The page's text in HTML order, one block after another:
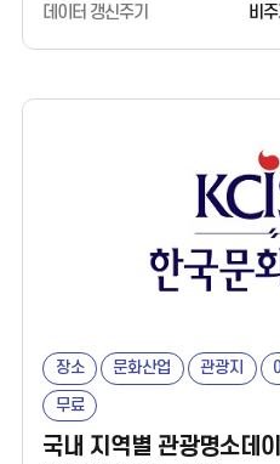
맥락을 돕기 위한 지역문화포털의 분류체계
- 지역시장 이야기: 지역문화 콘텐
데이터 갱신주기
비주
장소 문화산업 관광지
무료
국내 지역별 관광명소데